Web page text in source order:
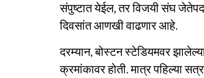
संपुष्टात येईल, तर विजयी संघ
दिवसांत आणखी वाढणार आहे.
दरम्यान, बोस्टन स्टेडियमवर
क्रमांकावर होती. मात्र पहिल्या